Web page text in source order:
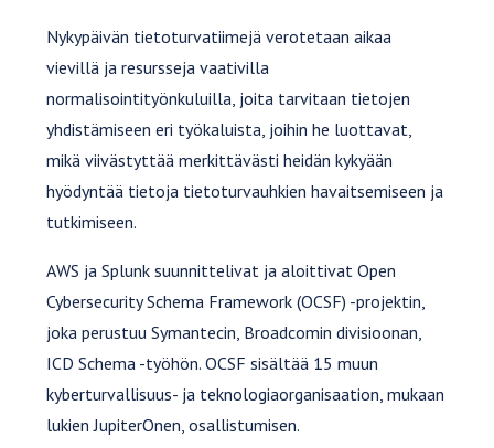
Nykypäivän tietoturvatiimejä verotetaan aikaa
vievillä ja resursseja vaativilla
normalisointityönkuluilla, joita tarvitaan tietojen
yhdistämiseen eri työkaluista, joihin he luottavat,
mikä viivästyttää merkittävästi heidän kykyään
hyödyntää tietoja tietoturvauhkien havaitsemiseen ja
tutkimiseen.
AWS ja Splunk suunnittelivat ja aloittivat Open
Cybersecurity Schema Framework (OCSF) -projektin,
joka perustuu Symantecin, Broadcomin divisioonan,
ICD Schema -työhön. OCSF sisältää 15 muun
kyberturvallisuus- ja teknologiaorganisaation, mukaan
lukien JupiterOnen, osallistumisen.